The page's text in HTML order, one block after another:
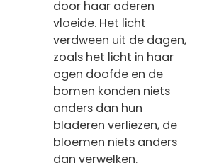
door haar aderen
vloeide. Het licht
verdween uit de dagen,
zoals het licht in haar
ogen doofde en de
bomen konden niets
anders dan hun
bladeren verliezen, de
bloemen niets anders
dan verwelken.